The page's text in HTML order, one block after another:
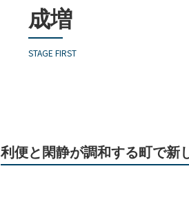
成増
STAGE FIRST
利便と閑静が調和する町で新